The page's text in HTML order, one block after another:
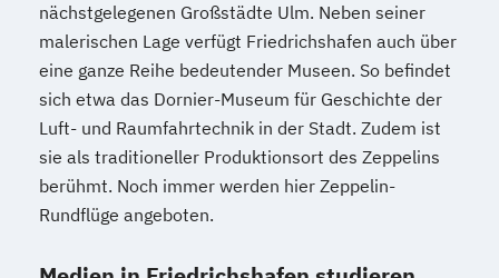
nächstgelegenen Großstädte Ulm. Neben seiner
malerischen Lage verfügt Friedrichshafen auch über
eine ganze Reihe bedeutender Museen. So befindet
sich etwa das Dornier-Museum für Geschichte der
Luft- und Raumfahrtechnik in der Stadt. Zudem ist
sie als traditioneller Produktionsort des Zeppelins
berühmt. Noch immer werden hier Zeppelin-
Rundflüge angeboten.